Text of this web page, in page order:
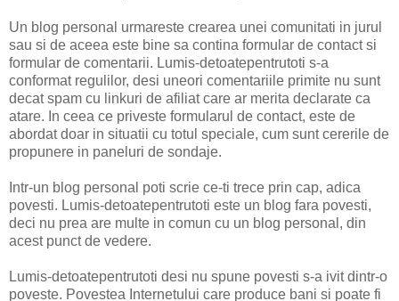
Un blog personal urmareste crearea unei comunitati in jurul
sau si de aceea este bine sa contina formular de contact si
formular de comentarii. Lumis-detoatepentrutoti s-a
conformat regulilor, desi uneori comentariile primite nu sunt
decat spam cu linkuri de afiliat care ar merita declarate ca
atare. In ceea ce priveste formularul de contact, este de
abordat doar in situatii cu totul speciale, cum sunt cererile de
propunere in paneluri de sondaje.
Intr-un blog personal poti scrie ce-ti trece prin cap, adica
povesti. Lumis-detoatepentrutoti este un blog fara povesti,
deci nu prea are multe in comun cu un blog personal, din
acest punct de vedere.
Lumis-detoatepentrutoti desi nu spune povesti s-a ivit dintr-o
poveste. Povestea Internetului care produce bani si poate fi